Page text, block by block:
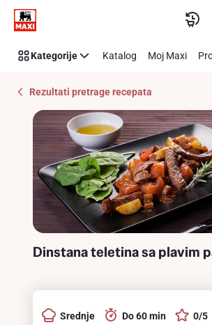
Preskoči link
Recipe
Details
Kategorije Katalog Moj Maxi
Rezultati pretrage recepata
Dinstana teletina sa plavim
Srednje Do 60 min 0/5